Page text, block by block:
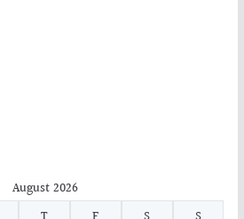
August 2026